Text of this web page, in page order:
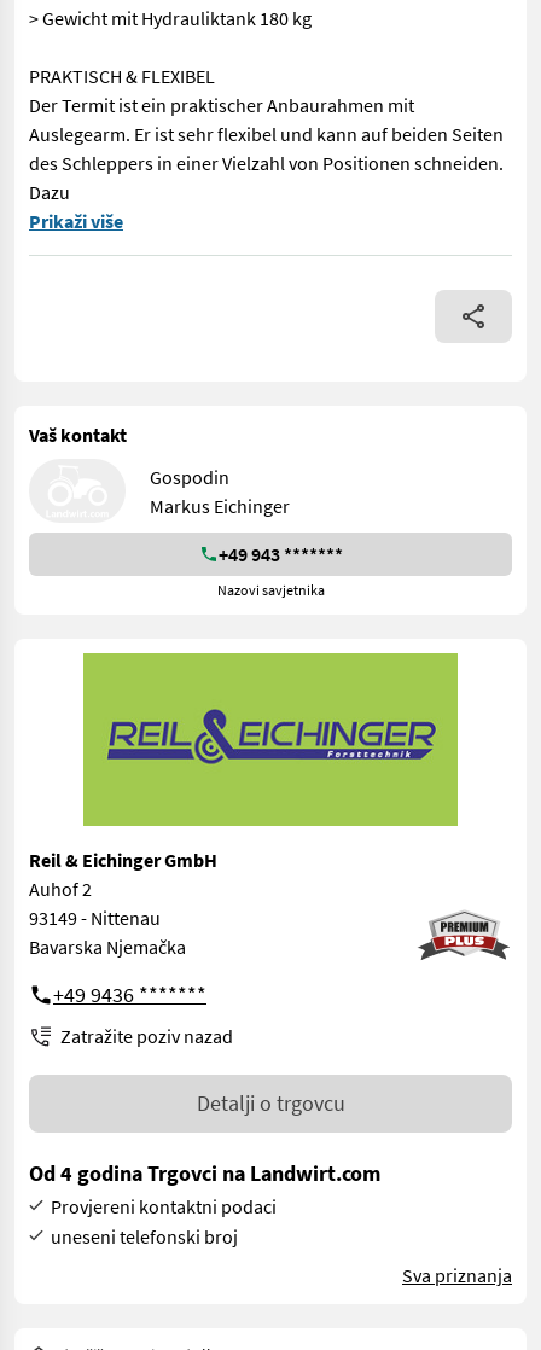
> Gewicht mit Hydrauliktank 180 kg
PRAKTISCH & FLEXIBEL
Der Termit ist ein praktischer Anbaurahmen mit
Auslegearm. Er ist sehr flexibel und kann auf beiden Seiten
des Schleppers in einer Vielzahl von Positionen schneiden.
Dazu
Dank des Elkaer Termit ist jetzt Schluss mit ungesunden
Prikaži više
Vaš kontakt
Gospodin
Markus Eichinger
+49 943 *******
Nazovi savjetnika
Reil & Eichinger GmbH
Auhof 2
93149 - Nittenau
Bavarska Njemačka
+49 9436 *******
Zatražite poziv nazad
Detalji o trgovcu
Od 4 godina Trgovci na Landwirt.com
Provjereni kontaktni podaci
uneseni telefonski broj
Sva priznanja